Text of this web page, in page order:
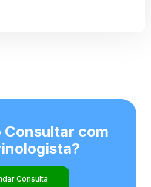
Consultar com
Consulta